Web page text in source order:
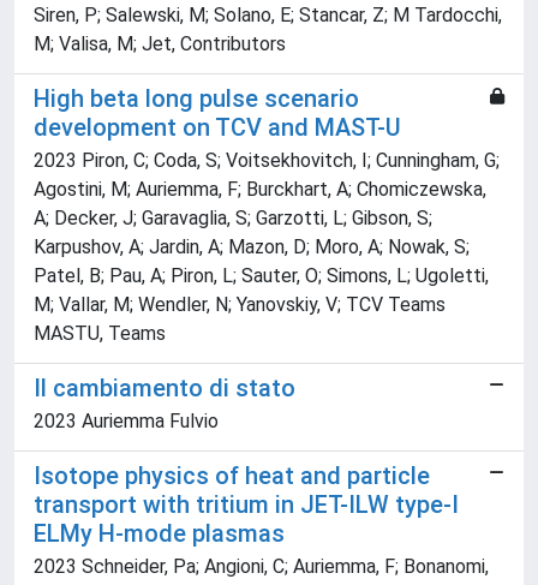
Siren, P; Salewski, M; Solano, E; Stancar, Z; M Tardocchi,
M; Valisa, M; Jet, Contributors
High beta long pulse scenario
development on TCV and MAST-U
2023 Piron, C; Coda, S; Voitsekhovitch, I; Cunningham, G;
Agostini, M; Auriemma, F; Burckhart, A; Chomiczewska,
A; Decker, J; Garavaglia, S; Garzotti, L; Gibson, S;
Karpushov, A; Jardin, A; Mazon, D; Moro, A; Nowak, S;
Patel, B; Pau, A; Piron, L; Sauter, O; Simons, L; Ugoletti,
M; Vallar, M; Wendler, N; Yanovskiy, V; TCV Teams
MASTU, Teams
Il cambiamento di stato
2023 Auriemma Fulvio
Isotope physics of heat and particle
transport with tritium in JET-ILW type-I
ELMy H-mode plasmas
2023 Schneider, Pa; Angioni, C; Auriemma, F; Bonanomi,